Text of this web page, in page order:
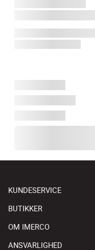
KUNDESERVICE
BUTIKKER
OM IMERCO
ANSVARLIGHED